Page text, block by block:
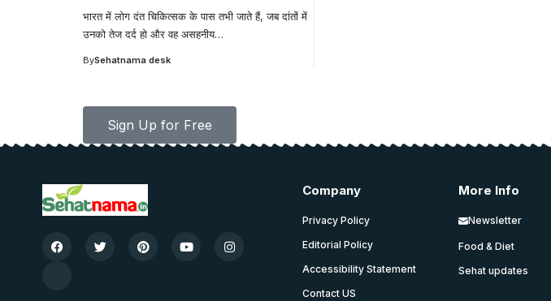
भारत में लोग दंत चिकित्सक के पास तभी जाते हैं, जब दांतों में
उनको तेज दर्द हो और वह असहनीय…
BySehatnama desk
Sign Up for Free
Company
Privacy Policy
Editorial Policy
Accessibility Statement
Contact US
More Info
Newsletter
Food & Diet
Sehat updates